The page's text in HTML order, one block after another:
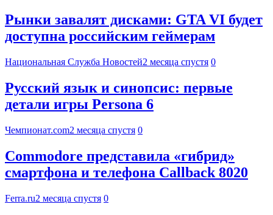
Рынки завалят дисками: GTA VI будет
доступна российским геймерам
Национальная Служба Новостей2 месяца спустя 0
Русский язык и синопсис: первые
детали игры Persona 6
Чемпионат.com2 месяца спустя 0
Commodore представила «гибрид»
смартфона и телефона Callback 8020
Ferra.ru2 месяца спустя 0